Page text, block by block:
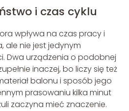
i czas cyklu
wpływa na czas pracy i
ale nie jest jedynym
Dwa urządzenia o podobnej
inaczej, bo liczy się też
balonu i sposób jego
prasowaniu kilka minut
zaczyna mieć znaczenie.